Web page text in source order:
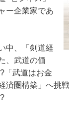
ー企業家であ
中、「剣道経
、武道の価
「武道はお金
済圏構築」へ挑